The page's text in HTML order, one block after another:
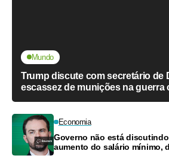
Mundo
Trump discute com secretário de
escassez de munições na guerra
Economia
Governo não está
aumento do salário mínimo,